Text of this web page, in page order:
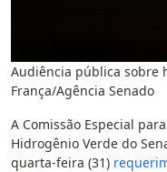
Audiência pública sobre
França/Agência Senado
A Comissão Especial
Hidrogênio Verde do
quarta-feira (31)